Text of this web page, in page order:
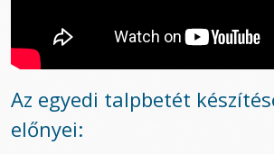
Az egyedi talpbetét
előnyei: